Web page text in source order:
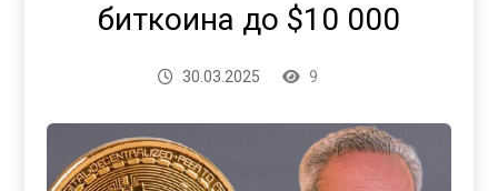
биткоина до $10 000
30.03.2025 9